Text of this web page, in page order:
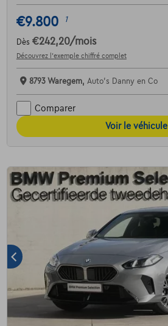
€9.800 1
Dès €242,20/mois
Découvrez l’exemple chiffré complet
8793 Waregem, Auto's Danny en Co
Comparer
Voir le véhicule